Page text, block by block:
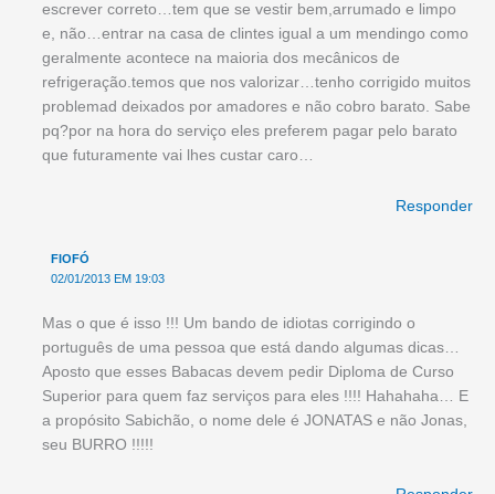
escrever correto…tem que se vestir bem,arrumado e limpo
e, não…entrar na casa de clintes igual a um mendingo como
geralmente acontece na maioria dos mecânicos de
refrigeração.temos que nos valorizar…tenho corrigido muitos
problemad deixados por amadores e não cobro barato. Sabe
pq?por na hora do serviço eles preferem pagar pelo barato
que futuramente vai lhes custar caro…
Responder
FIOFÓ
02/01/2013 EM 19:03
Mas o que é isso !!! Um bando de idiotas corrigindo o
português de uma pessoa que está dando algumas dicas…
Aposto que esses Babacas devem pedir Diploma de Curso
Superior para quem faz serviços para eles !!!! Hahahaha… E
a propósito Sabichão, o nome dele é JONATAS e não Jonas,
seu BURRO !!!!!